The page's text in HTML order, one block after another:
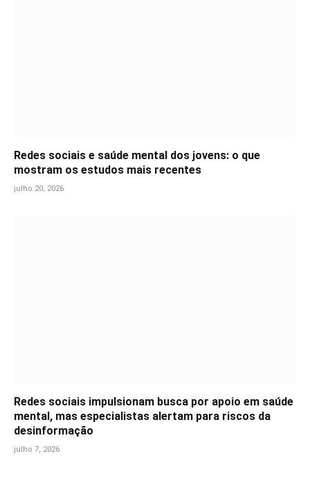
Redes sociais e saúde mental dos jovens: o que
mostram os estudos mais recentes
julho 20, 2026
Redes sociais impulsionam busca por apoio em saúde
mental, mas especialistas alertam para riscos da
desinformação
julho 7, 2026